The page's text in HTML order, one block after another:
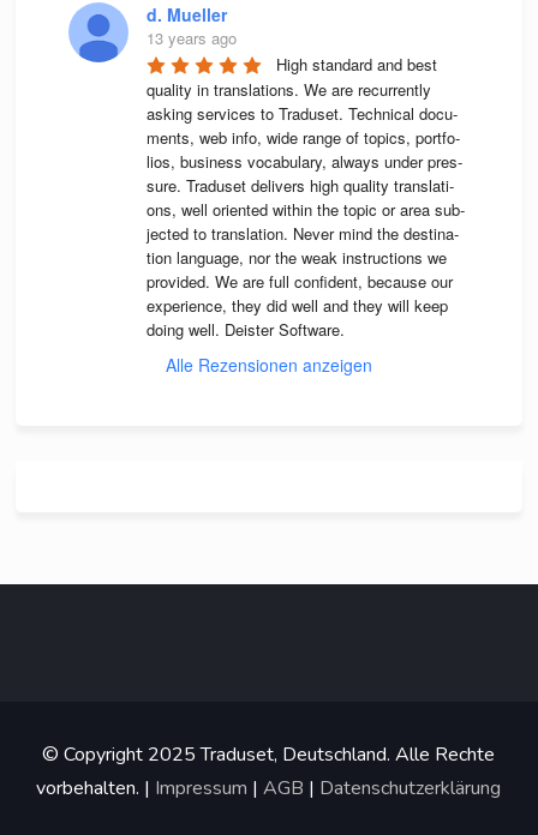
d. Mueller
13 years ago
High stan­dard and best
qua­lity in trans­la­ti­ons. We are recur­rently
asking ser­vices to Tra­du­set. Tech­ni­cal docu­
ments, web info, wide range of topics, port­fo­
lios, busi­ness voca­bu­lary, always under pres­
sure. Tra­du­set deli­vers high qua­lity trans­la­ti­
ons, well ori­en­ted wit­hin the topic or area sub­
jec­ted to trans­la­tion. Never mind the desti­na­
tion lan­guage, nor the weak instruc­tions we
pro­vi­ded. We are full con­fi­dent, because our
expe­ri­ence, they did well and they will keep
doing well. Deis­ter Software.
Alle Rezensionen anzeigen
© Copyright 2025 Traduset, Deutschland. Alle Rechte
vorbehalten. | Impressum |AGB | Datenschutzerklärung